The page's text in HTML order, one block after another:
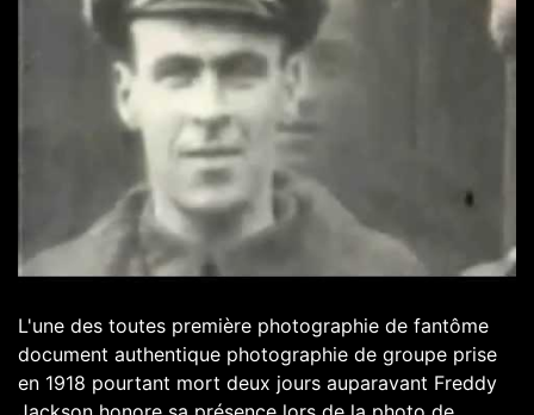
L'une des toutes première photographie de fantôme
document authentique photographie de groupe prise
en 1918 pourtant mort deux jours auparavant Freddy